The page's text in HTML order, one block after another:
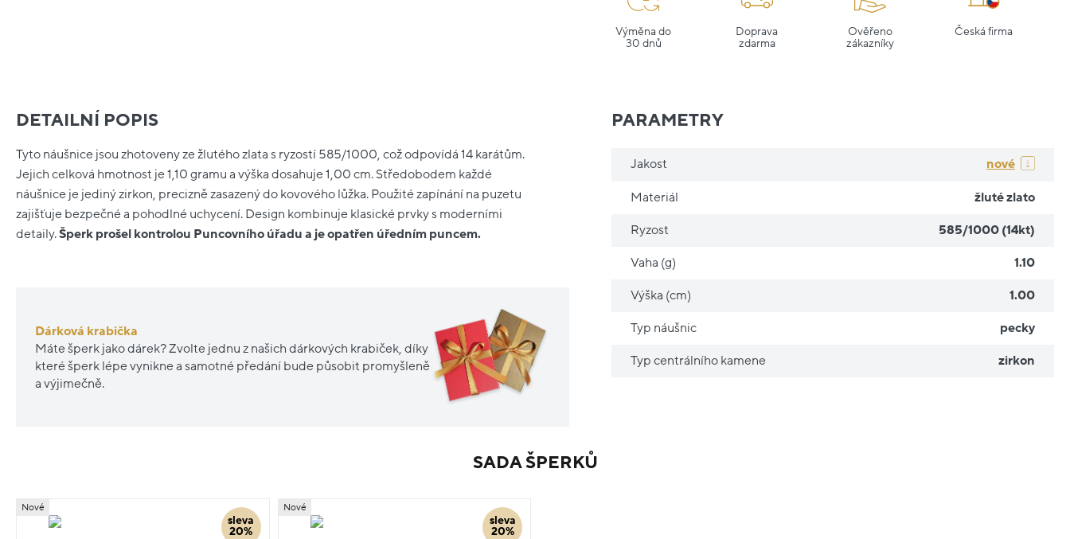
Výměna do
30 dnů
Doprava
zdarma
Ověřeno
zákazníky
Česká firma
DETAILNÍ POPIS
Tyto náušnice jsou zhotoveny ze žlutého zlata s ryzostí 585/1000, což odpovídá 14 karátům.
Jejich celková hmotnost je 1,10 gramu a výška dosahuje 1,00 cm. Středobodem každé
náušnice je jediný zirkon, precizně zasazený do kovového lůžka. Použité zapínání na puzetu
zajišťuje bezpečné a pohodlné uchycení. Design kombinuje klasické prvky s moderními
detaily.Šperk prošel kontrolou Puncovního úřadu a je opatřen úředním puncem.
Dárková krabička
Máte šperk jako dárek? Zvolte jednu z našich dárkových krabiček, díky
které šperk lépe vynikne a samotné předání bude působit promyšleně
a výjimečně.
PARAMETRY
Jakost nové
Materiál žluté zlato
Ryzost 585/1000 (14kt)
Vaha (g) 1.10
Výška (cm) 1.00
Typ náušnic pecky
Typ centrálního kamene zirkon
SADA ŠPERKŮ
sleva
20%
Nové
sleva
20%
Nové